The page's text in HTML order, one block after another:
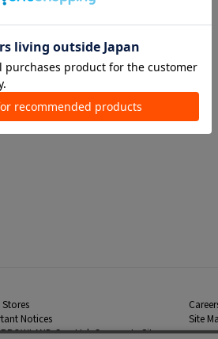
Notices
Co., Ltd. Corporate Site
Site